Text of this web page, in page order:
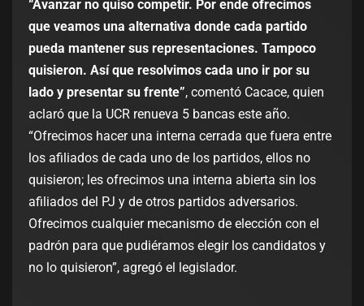
“Avanzar no quiso competir. Por ende ofrecimos
que veamos una alternativa donde cada partido
pueda mantener sus representaciones. Tampoco
quisieron. Así que resolvimos cada uno ir por su
lado y presentar su frente”, comentó Cacace, quien
aclaró que la UCR renueva 5 bancas este año.
“Ofrecimos hacer una interna cerrada que fuera entre
los afiliados de cada uno de los partidos, ellos no
quisieron; les ofrecimos una interna abierta sin los
afiliados del PJ y de otros partidos adversarios.
Ofrecimos cualquier mecanismo de elección con el
padrón para que pudiéramos elegir los candidatos y
no lo quisieron”, agregó el legislador.